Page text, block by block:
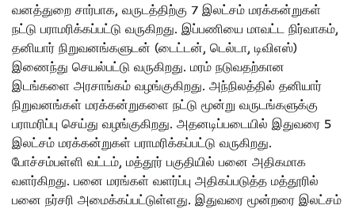
வனத்துறை சார்பாக, வருடத்திற்கு 7 இலட்சம் மரக்கன்றுகள்
நட்டு பராமரிக்கப்பட்டு வருகிறது. இப்பணியை மாவட்ட நிர்வாகம்,
தனியார் நிறுவனங்களுடன் (டைட்டன், டெல்டா, டிவிஎஸ்)
இணைந்து செயல்பட்டு வருகிறது. மரம் நடுவதற்கான
இடங்களை அரசாங்கம் வழங்குகிறது. அந்நிலத்தில் தனியார்
நிறுவனங்கள் மரக்கன்றுகளை நட்டு மூன்று வருடங்களுக்கு
பராமரிப்பு செய்து வழங்குகிறது. அதனடிப்படையில் இதுவரை 5
இலட்சம் மரக்கன்றுகள் பராமரிக்கப்பட்டு வருகிறது.
போச்சம்பள்ளி வட்டம், மத்தூர் பகுதியில் பனை அதிகமாக
வளர்கிறது. பனை மரங்கள் வளர்ப்பு அதிகப்படுத்த மத்தூரில்
பனை நர்சரி அமைக்கப்பட்டுள்ளது. இதுவரை மூன்றரை இலட்சம்